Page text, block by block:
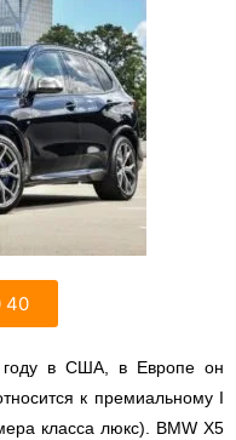
40
году в США, в Европе он
к премиальному I
класса люкс). BMW X5